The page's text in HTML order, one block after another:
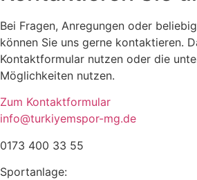
Bei Fragen, Anregungen oder
können Sie uns gerne kontaktieren.
Kontaktformular nutzen oder die
Möglichkeiten nutzen.
Zum Kontaktformular
info@turkiyemspor-mg.de
0173 400 33 55
Sportanlage: